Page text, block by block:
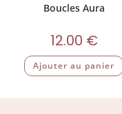
Boucles Aura
12.00 €
Ajouter au panier